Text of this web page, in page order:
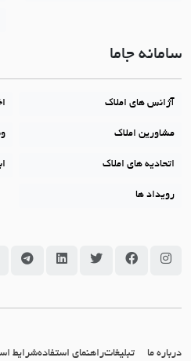
سامانه جاما
آژانس های املاک
مشاورین املاک
اتحادیه های املاک
رویداد ها
سامانه جاما در اینستاگرام
سامانه جاما در فیسبوک
سامانه جاما در
سامانه
درباره ما تبلیغاتراهنمای استفادهشرایط